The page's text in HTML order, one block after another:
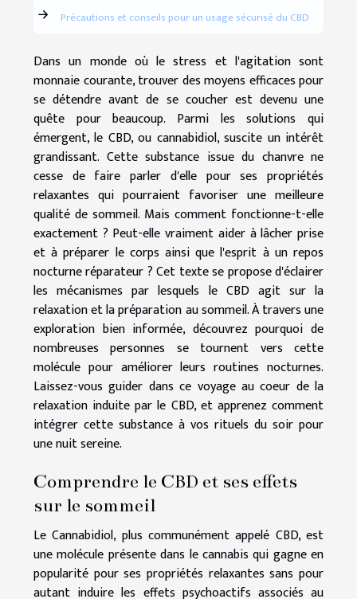
Précautions et conseils pour un usage sécurisé du CBD
Dans un monde où le stress et l'agitation sont
monnaie courante, trouver des moyens efficaces pour
se détendre avant de se coucher est devenu une
quête pour beaucoup. Parmi les solutions qui
émergent, le CBD, ou cannabidiol, suscite un intérêt
grandissant. Cette substance issue du chanvre ne
cesse de faire parler d'elle pour ses propriétés
relaxantes qui pourraient favoriser une meilleure
qualité de sommeil. Mais comment fonctionne-t-elle
exactement ? Peut-elle vraiment aider à lâcher prise
et à préparer le corps ainsi que l'esprit à un repos
nocturne réparateur ? Cet texte se propose d'éclairer
les mécanismes par lesquels le CBD agit sur la
relaxation et la préparation au sommeil. À travers une
exploration bien informée, découvrez pourquoi de
nombreuses personnes se tournent vers cette
molécule pour améliorer leurs routines nocturnes.
Laissez-vous guider dans ce voyage au coeur de la
relaxation induite par le CBD, et apprenez comment
intégrer cette substance à vos rituels du soir pour
une nuit sereine.
Comprendre le CBD et ses effets
sur le sommeil
Le Cannabidiol, plus communément appelé CBD, est
une molécule présente dans le cannabis qui gagne en
popularité pour ses propriétés relaxantes sans pour
autant induire les effets psychoactifs associés au